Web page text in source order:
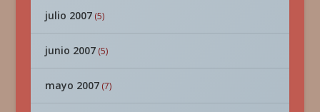
julio 2007(5)
junio 2007(5)
mayo 2007(7)